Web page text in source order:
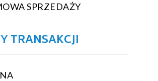
SPRZEDAŻY
TRANSAKCJI